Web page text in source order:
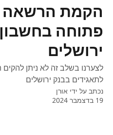
הקמת הרשאה
פתוחה
ירושלים
לצערנו בשלב זה לא ניתן
לתאגידים בבנק ירושלים
נכתב על ידי אורן
19 בדצמבר 2024